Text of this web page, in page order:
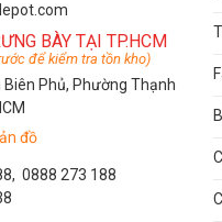
BÀY TẠI TP.HCM
để kiểm tra tồn kho)
Phủ, Phường Thạnh
đồ
0888 273 188